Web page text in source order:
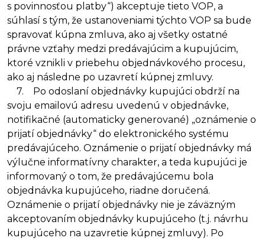
s povinnosťou platby“) akceptuje tieto VOP, a
súhlasí s tým, že ustanoveniami týchto VOP sa bude
spravovať kúpna zmluva, ako aj všetky ostatné
právne vzťahy medzi predávajúcim a kupujúcim,
ktoré vznikli v priebehu objednávkového procesu,
ako aj následne po uzavretí kúpnej zmluvy.
7. Po odoslaní objednávky kupujúci obdrží na
svoju emailovú adresu uvedenú v objednávke,
notifikačné (automaticky generované) „oznámenie o
prijatí objednávky“ do elektronického systému
predávajúceho. Oznámenie o prijatí objednávky má
výlučne informatívny charakter, a teda kupujúci je
informovaný o tom, že predávajúcemu bola
objednávka kupujúceho, riadne doručená.
Oznámenie o prijatí objednávky nie je záväzným
akceptovaním objednávky kupujúceho (t.j. návrhu
kupujúceho na uzavretie kúpnej zmluvy). Po